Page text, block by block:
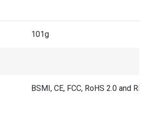
101g
BSMI, CE, FCC, RoHS 2.0 and